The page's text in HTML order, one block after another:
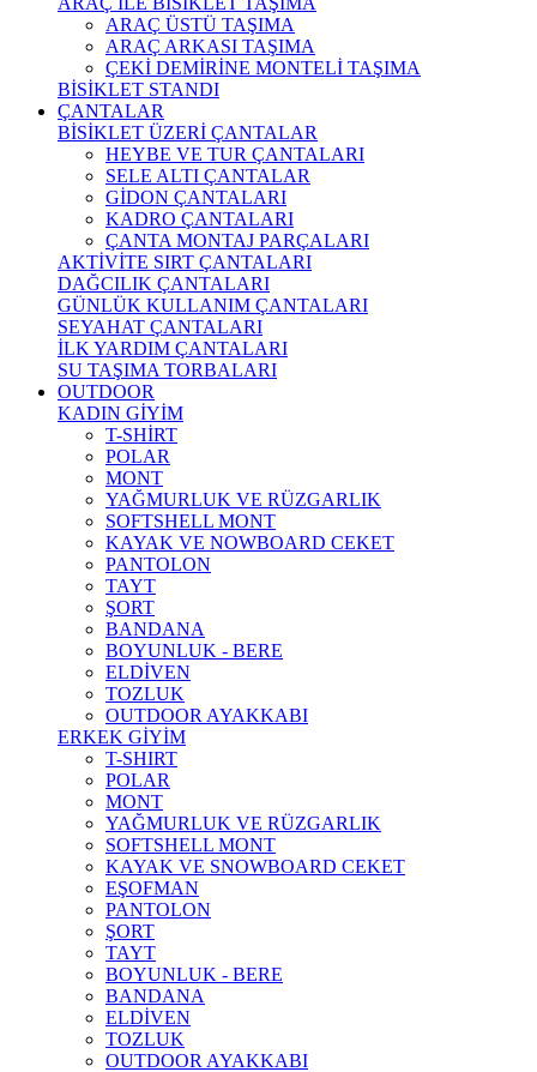
ARAÇ ÜSTÜ TAŞIMA
ARAÇ ARKASI TAŞIMA
ÇEKİ DEMİRİNE MONTELİ TAŞIMA
BİSİKLET STANDI
ÇANTALAR
BİSİKLET ÜZERİ ÇANTALAR
HEYBE VE TUR ÇANTALARI
SELE ALTI ÇANTALAR
GİDON ÇANTALARI
KADRO ÇANTALARI
ÇANTA MONTAJ PARÇALARI
AKTİVİTE SIRT ÇANTALARI
DAĞCILIK ÇANTALARI
GÜNLÜK KULLANIM ÇANTALARI
SEYAHAT ÇANTALARI
İLK YARDIM ÇANTALARI
SU TAŞIMA TORBALARI
OUTDOOR
KADIN GİYİM
T-SHİRT
POLAR
MONT
YAĞMURLUK VE RÜZGARLIK
SOFTSHELL MONT
KAYAK VE NOWBOARD CEKET
PANTOLON
TAYT
ŞORT
BANDANA
BOYUNLUK - BERE
ELDİVEN
TOZLUK
OUTDOOR AYAKKABI
ERKEK GİYİM
T-SHIRT
POLAR
MONT
YAĞMURLUK VE RÜZGARLIK
SOFTSHELL MONT
KAYAK VE SNOWBOARD CEKET
EŞOFMAN
PANTOLON
ŞORT
TAYT
BOYUNLUK - BERE
BANDANA
ELDİVEN
TOZLUK
OUTDOOR AYAKKABI